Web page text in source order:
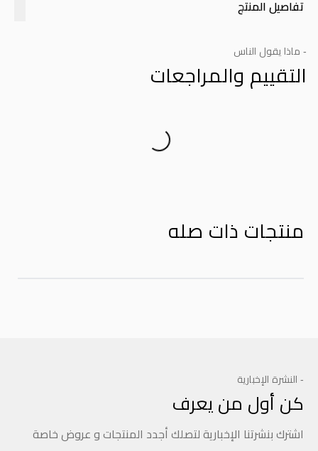
تفاصيل المنتج
- ماذا يقول الناس
التقييم والمراجعات
منتجات ذات صله
- النشرة الإخبارية
كن أول من يعرف
اشترك بنشرتنا الإخبارية لتصلك أجدد المنتجات و عروض خاصة